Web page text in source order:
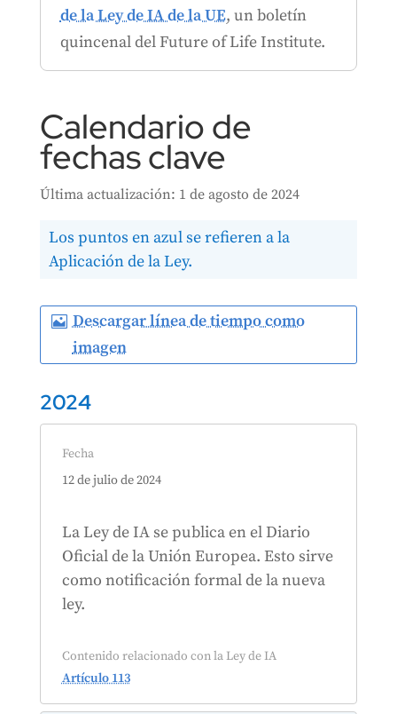
de la Ley de IA de la UE, un boletín
quincenal del Future of Life Institute.
Calendario de
fechas clave
Última actualización: 1 de agosto de 2024
Los puntos en azul se refieren a la
Aplicación de la Ley.
Descargar línea de tiempo como
imagen
2024
Fecha
12 de julio de 2024
La Ley de IA se publica en el Diario
Oficial de la Unión Europea. Esto sirve
como notificación formal de la nueva
ley.
Contenido relacionado con la Ley de IA
Artículo 113